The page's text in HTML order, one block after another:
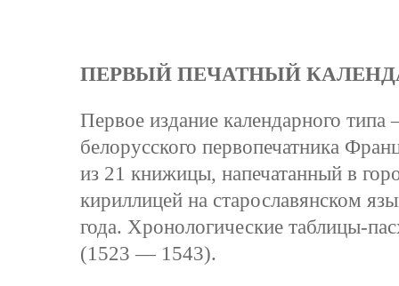
ПЕРВЫЙ ПЕЧАТНЫЙ
Первое издание календарного
белорусского первопечатника
из 21 книжицы, напечатанный в
кириллицей на старославянском
года. Хронологические таблицы-
(1523 — 1543).